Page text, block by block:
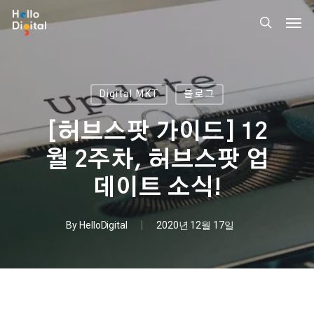
Skip
search
Digital MKT 블로그
[허브스팟 가이드] 12
월 2주차, 허브스팟 업
데이트 소식!
By HelloDigital 2020년 12월 17일